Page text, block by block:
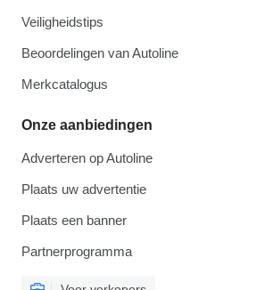
Veiligheidstips
Beoordelingen van Autoline
Merkcatalogus
Onze aanbiedingen
Adverteren op Autoline
Plaats uw advertentie
Plaats een banner
Partnerprogramma